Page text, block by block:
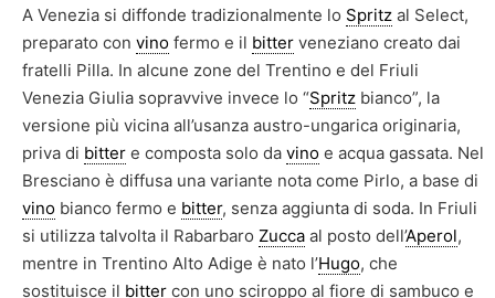
A Venezia si diffonde tradizionalmente lo Spritz al Select,
preparato con vino fermo e il bitter veneziano creato dai
fratelli Pilla. In alcune zone del Trentino e del Friuli
Venezia Giulia sopravvive invece lo “Spritz bianco”, la
versione più vicina all’usanza austro-ungarica originaria,
priva di bitter e composta solo da vino e acqua gassata. Nel
Bresciano è diffusa una variante nota come Pirlo, a base di
vino bianco fermo e bitter, senza aggiunta di soda. In Friuli
si utilizza talvolta il Rabarbaro Zucca al posto dell’Aperol,
mentre in Trentino Alto Adige è nato l’Hugo, che
sostituisce il bitter con uno sciroppo al fiore di sambuco e